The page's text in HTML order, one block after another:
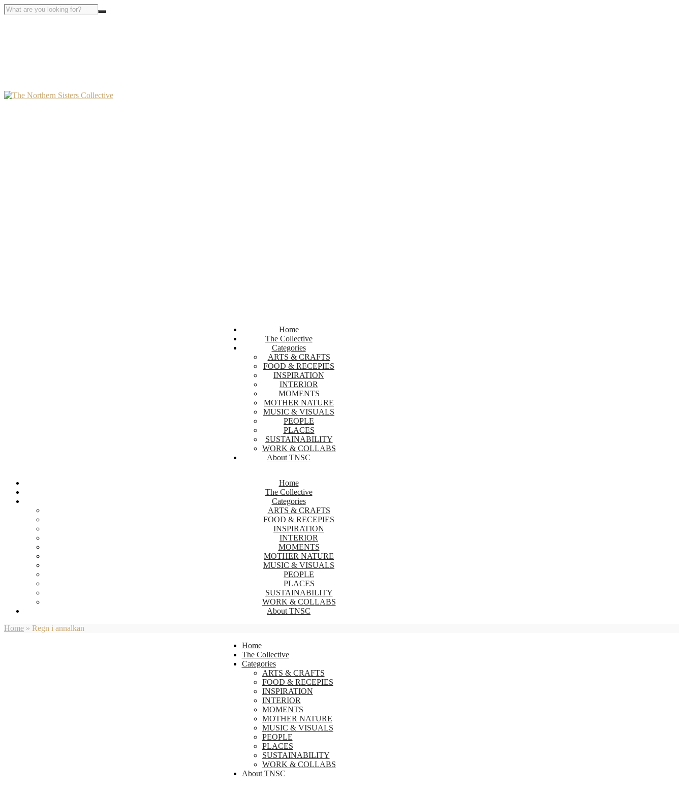
Home
The Collective
Categories
ARTS & CRAFTS
FOOD & RECEPIES
INSPIRATION
INTERIOR
MOMENTS
MOTHER NATURE
MUSIC & VISUALS
PEOPLE
PLACES
SUSTAINABILITY
WORK & COLLABS
About TNSC
Home
The Collective
Categories
ARTS & CRAFTS
FOOD & RECEPIES
INSPIRATION
INTERIOR
MOMENTS
MOTHER NATURE
MUSIC & VISUALS
PEOPLE
PLACES
SUSTAINABILITY
WORK & COLLABS
About TNSC
Home » Regn i annalkan
Home
The Collective
Categories
ARTS & CRAFTS
FOOD & RECEPIES
INSPIRATION
INTERIOR
MOMENTS
MOTHER NATURE
MUSIC & VISUALS
PEOPLE
PLACES
SUSTAINABILITY
WORK & COLLABS
About TNSC